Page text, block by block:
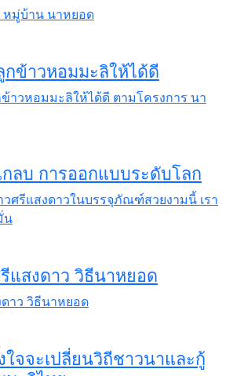
มู่บ้าน นาหยอด
กข้าวหอมมะลิให้ได้ดี
ข้าวหอมมะลิให้ได้ดี ตามโครงการ นา
ลบ การออกแบบระดับโลก
ศรีแสงดาวในบรรจุภัณฑ์สวยงามนี้ เรา
น
แสงดาว วิธีนาหยอด
าว วิธีนาหยอด
จจะเปลี่ยนวิถีชาวนาและกู้